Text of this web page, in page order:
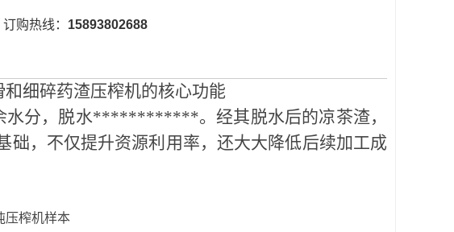
订购热线： 15893802688
细碎药渣压榨机的核心功能
分，脱水************。经其脱水后的凉茶渣，
础，不仅提升资源利用率，还大大降低后续加工成